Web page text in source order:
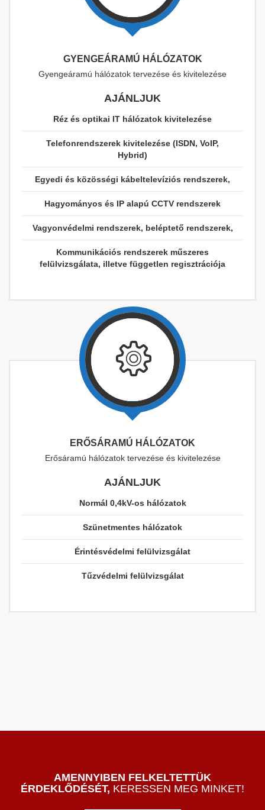
GYENGEÁRAMÚ HÁLÓZATOK
Gyengeáramú hálózatok tervezése és kivitelezése
AJÁNLJUK
Réz és optikai IT hálózatok kivitelezése
Telefonrendszerek kivitelezése (ISDN, VoIP,
Hybrid)
Egyedi és közösségi kábeltelevíziós rendszerek,
Hagyományos és IP alapú CCTV rendszerek
Vagyonvédelmi rendszerek, beléptető rendszerek,
Kommunikációs rendszerek műszeres
felülvizsgálata, illetve független regisztrációja
ERŐSÁRAMÚ HÁLÓZATOK
Erősáramú hálózatok tervezése és kivitelezése
AJÁNLJUK
Normál 0,4kV-os hálózatok
Szünetmentes hálózatok
Érintésvédelmi felülvizsgálat
Tűzvédelmi felülvizsgálat
AMENNYIBEN FELKELTETTÜK
ÉRDEKLŐDÉSÉT, KERESSEN MEG MINKET!